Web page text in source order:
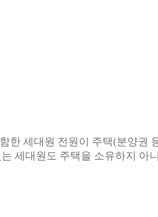
한 세대원 전원이 주택(분양권
세대원도 주택을 소유하지 아